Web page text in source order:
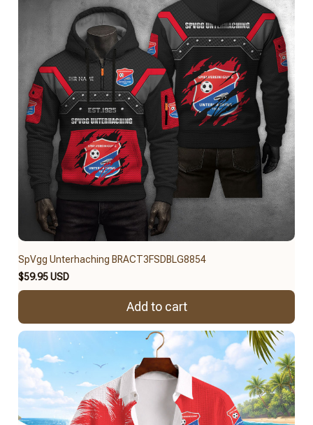
SpVgg Unterhaching BRACT3FSDBLG8854
$59.95 USD
Add to cart